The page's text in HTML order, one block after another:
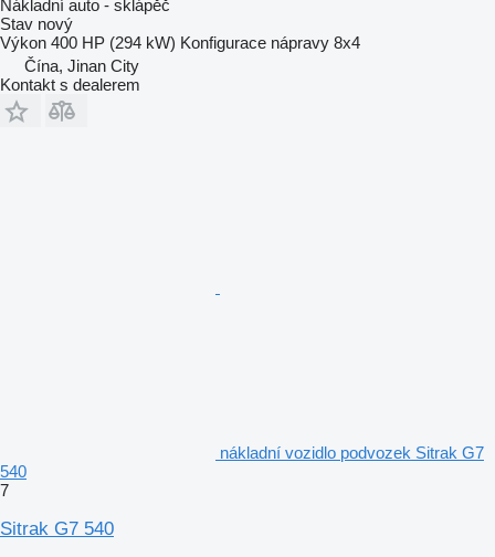
Nákladní auto - sklápěč
Stav nový
Výkon 400 HP (294 kW) Konfigurace nápravy 8x4
Čína, Jinan City
Kontakt s dealerem
nákladní vozidlo podvozek Sitrak G7
540
7
Sitrak G7 540